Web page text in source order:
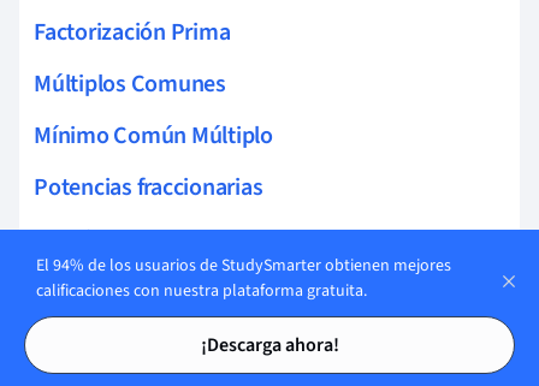
Tarjetas de estudio
Tarjetas de estudio
Factorización Prima
Múltiplos Comunes
Mínimo Común Múltiplo
Potencias fraccionarias
Fracciones
Múltiplos de pi
Forma estándar (Ax10^n)
El 94% de los usuarios de StudySmarter obtienen mejores
calificaciones con nuestra plataforma gratuita.
¡Descarga ahora!